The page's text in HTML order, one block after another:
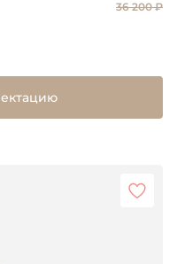
36 200 ₽